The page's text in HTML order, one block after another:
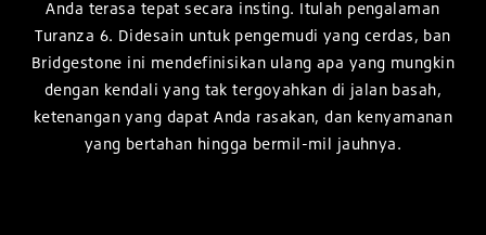
Anda terasa tepat secara insting. Itulah pengalaman
Turanza 6. Didesain untuk pengemudi yang cerdas, ban
Bridgestone ini mendefinisikan ulang apa yang mungkin
dengan kendali yang tak tergoyahkan di jalan basah,
ketenangan yang dapat Anda rasakan, dan kenyamanan
yang bertahan hingga bermil-mil jauhnya.